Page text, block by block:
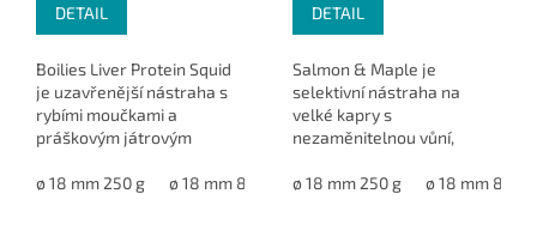
DETAIL
Boilies Liver Protein Squid
je uzavřenější nástraha s
rybími moučkami a
práškovým játrovým
esenci, Salmon Protein
ø 18 mm 250 g ø 18 mm 800 g ø 20 mm 800 g ø 24 mm
DETAIL
Salmon & Maple je
selektivní nástraha na
velké kapry s
nezaměnitelnou vůní,
světových řekách a
ø 18 mm 250 g ø 18 mm 800 g